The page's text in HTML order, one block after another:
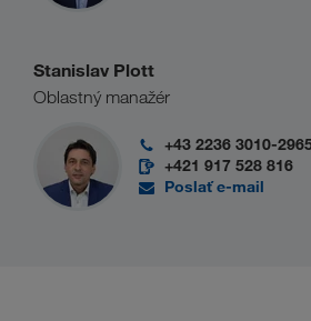
Stanislav Plott
Oblastný manažér
+43 2236 3010-
+421 917 528 816
Poslať e-mail